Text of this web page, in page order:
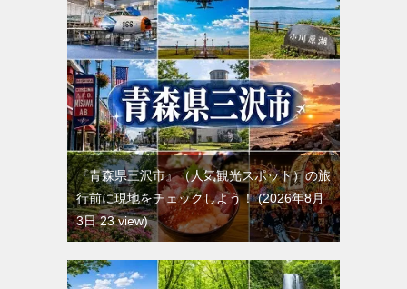
『青森県三沢市』（人気観光スポット）の旅
行前に現地をチェックしよう！ 2026年8月
3日 23 view